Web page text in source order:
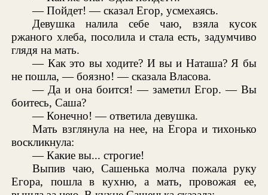
— Пойдет! — сказал Егор, усмехаясь.
Девушка налила себе чаю, взяла кусок
ржаного хлеба, посолила и стала есть, задумчиво
глядя на мать.
— Как это вы ходите? И вы и Наташа? Я бы
не пошла, — боязно! — сказала Власова.
— Да и она боится! — заметил Егор. — Вы
боитесь, Саша?
— Конечно! — ответила девушка.
Мать взглянула на нее, на Егора и тихонько
воскликнула:
— Какие вы... строгие!
Выпив чаю, Сашенька молча пожала руку
Егора, пошла в кухню, а мать, провожая ее,